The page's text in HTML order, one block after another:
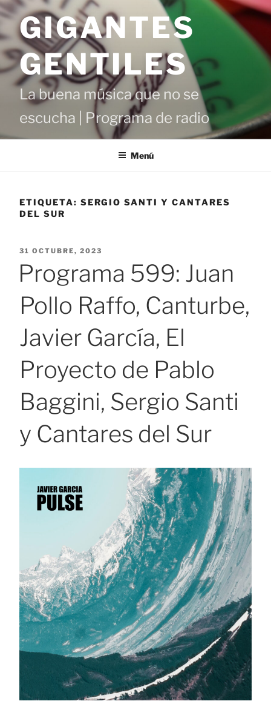
Saltar
contenido
GIGANTES
GENTILES
La buena música que no se
escucha | Programa de radio
Menú
ETIQUETA: SERGIO SANTI Y CANTARES
DEL SUR
PUBLICADO
31 OCTUBRE, 2023
Programa 599: Juan
Pollo Raffo, Canturbe,
Javier García, El
Proyecto de Pablo
Baggini, Sergio Santi
y Cantares del Sur